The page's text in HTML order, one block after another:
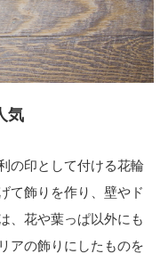
気
の印として付ける花輪
て飾りを作り、壁やド
、花や葉っぱ以外にも
アの飾りにしたものを